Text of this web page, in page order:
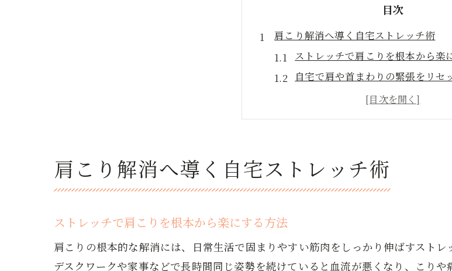
目次
肩こり解消へ導く自宅ストレッチ術
ストレッチで肩こりを根本から楽
自宅で肩や首まわりの緊張をリセ
ストレッチ習慣が肩こり改善に役
ストレッチと肩こりマッサージの
自宅で始めるストレッチ習慣のすすめ
ストレッチを毎日の生活に自然に
ストレッチで柔軟性を高めるため
日常の動作にストレッチを取り入
肩こり解消へ導く自宅ストレッチ術
ストレッチで肩こりを根本から楽にする方法
肩こりの根本的な解消には、日常生活で固まりやすい筋肉をしっかり伸ばすストレ
デスクワークや家事などで長時間同じ姿勢を続けていると血流が悪くなり、こり